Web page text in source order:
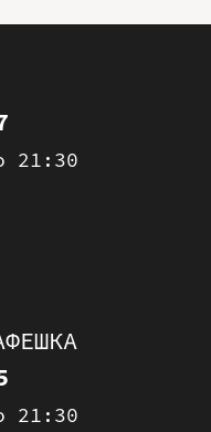
21:30
21:30